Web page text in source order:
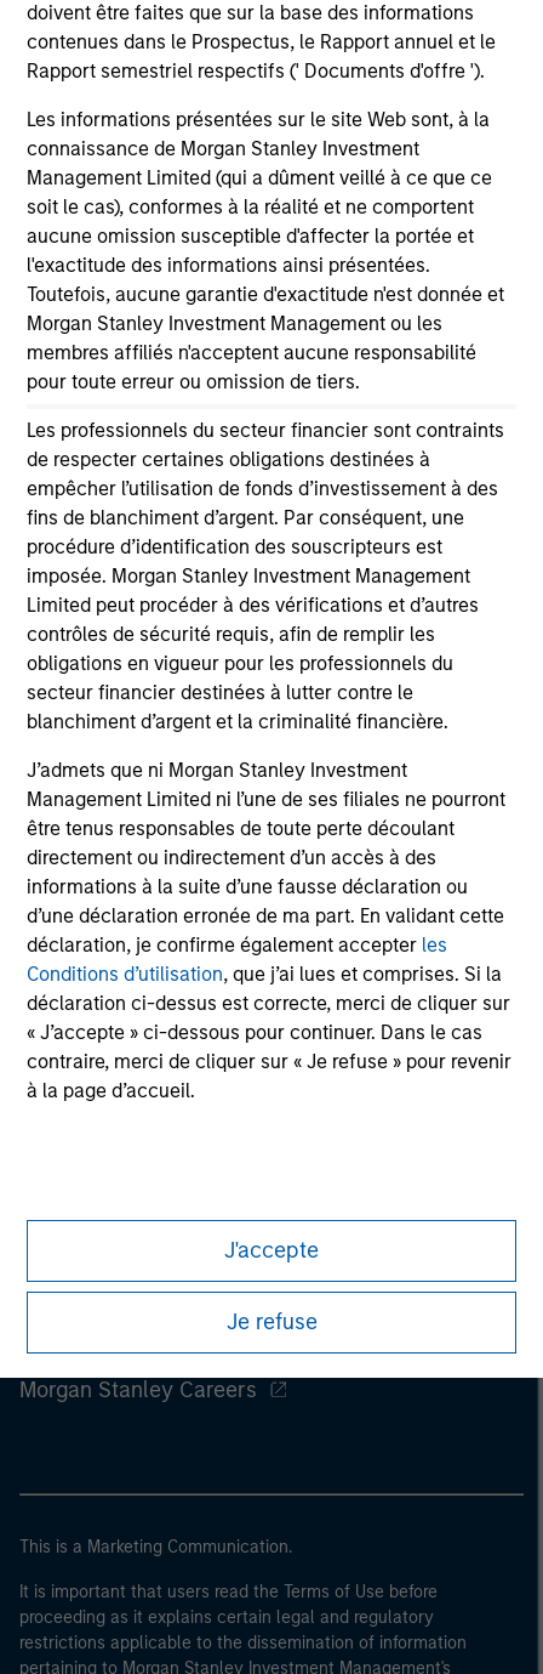
doivent être faites que sur la base des informations
contenues dans le Prospectus, le Rapport annuel et le
Rapport semestriel respectifs (' Documents d'offre ').
Les informations présentées sur le site Web sont, à la
connaissance de Morgan Stanley Investment
Management Limited (qui a dûment veillé à ce que ce
soit le cas), conformes à la réalité et ne comportent
aucune omission susceptible d'affecter la portée et
l'exactitude des informations ainsi présentées.
Toutefois, aucune garantie d'exactitude n'est donnée et
Morgan Stanley Investment Management ou les
membres affiliés n'acceptent aucune responsabilité
pour toute erreur ou omission de tiers.
Les professionnels du secteur financier sont contraints
de respecter certaines obligations destinées à
empêcher l’utilisation de fonds d’investissement à des
fins de blanchiment d’argent. Par conséquent, une
procédure d’identification des souscripteurs est
imposée. Morgan Stanley Investment Management
Limited peut procéder à des vérifications et d’autres
contrôles de sécurité requis, afin de remplir les
obligations en vigueur pour les professionnels du
secteur financier destinées à lutter contre le
blanchiment d’argent et la criminalité financière.
J’admets que ni Morgan Stanley Investment
Management Limited ni l’une de ses filiales ne pourront
être tenus responsables de toute perte découlant
directement ou indirectement d’un accès à des
informations à la suite d’une fausse déclaration ou
d’une déclaration erronée de ma part. En validant cette
déclaration, je confirme également accepter les
Conditions d’utilisation, que j’ai lues et comprises. Si la
déclaration ci-dessus est correcte, merci de cliquer sur
« J’accepte » ci-dessous pour continuer. Dans le cas
contraire, merci de cliquer sur « Je refuse » pour revenir
à la page d’accueil.
J'accepte
Je refuse
Morgan Stanley Investment
Management introduces Wealth
Education Center
Morgan Stanley Investment Management
(MSIM) today announced the launch of the
Wealth Education Center, a centralized
education platform designed to help financial
advisors translate growing market, tax and
investment complexity into clear, practical
04-MAY-2026
May not represent all Team Members.
The information on this page is for informational
purposes only. The information contained herein does
not constitute and should not be construed as an
offering of advisory services or an offer to sell or a
solicitation of an offer to buy any securities in any
jurisdiction in which such offer or solicitation,
purchase or sale would be unlawful under the
securities, insurance or other laws of such jurisdiction.
All investing involves risks, including a loss of principal.
Please refer to the strategy detail page for important
information on the strategy, including additional risk
considerations.
Morgan Stanley Careers
This is a Marketing Communication.
It is important that users read the Terms of Use before
proceeding as it explains certain legal and regulatory
restrictions applicable to the dissemination of information
pertaining to Morgan Stanley Investment Management's